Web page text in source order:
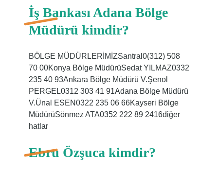
İş Bankası Adana Bölge
Müdürü kimdir?
BÖLGE MÜDÜRLERİMİZSantral0(312) 508
70 00Konya Bölge MüdürüSedat YILMAZ0332
235 40 93Ankara Bölge Müdürü V.Şenol
PERGEL0312 303 41 91Adana Bölge Müdürü
V.Ünal ESEN0322 235 06 66Kayseri Bölge
MüdürüSönmez ATA0352 222 89 2416diğer
hatlar
Ebru Özşuca kimdir?